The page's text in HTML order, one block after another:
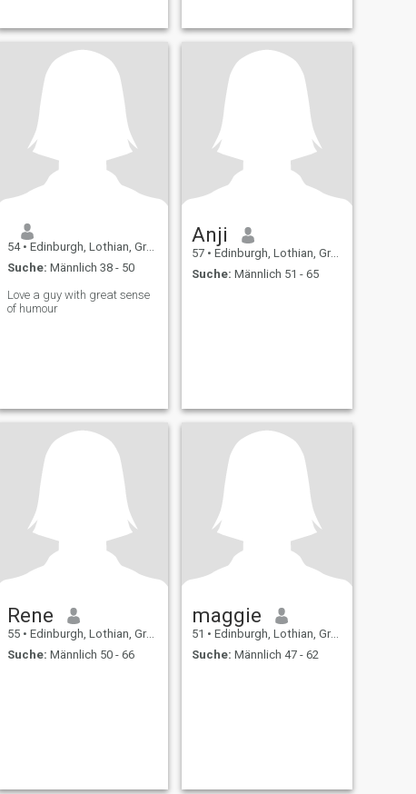
54 • Edinburgh, Lothian, Grossbritannien
Suche: Männlich 38 - 50
Love a guy with great sense
of humour
Anji
57 • Edinburgh, Lothian, Grossbritannien
Suche: Männlich 51 - 65
Rene
55 • Edinburgh, Lothian, Grossbritannien
Suche: Männlich 50 - 66
maggie
51 • Edinburgh, Lothian, Grossbritannien
Suche: Männlich 47 - 62